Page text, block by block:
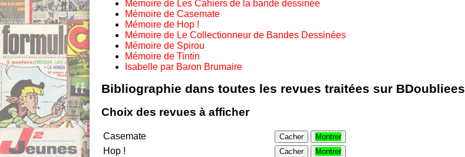
Mémoire de Les Cahiers de la bande dessinée
Mémoire de Casemate
Mémoire de Hop !
Mémoire de Le Collectionneur de Bandes Dessinées
Mémoire de Spirou
Mémoire de Tintin
Isabelle par Baron Brumaire
Bibliographie dans toutes les revues traitées sur BDoubliees
Choix des revues à afficher
Casemate Cacher Montrer
Hop ! Cacher Montrer